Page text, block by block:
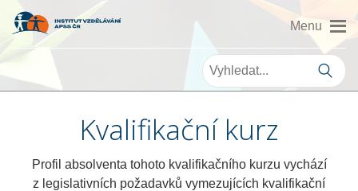
Kvalifikační kurz
Profil absolventa tohoto kvalifikačního kurzu vychází
z legislativních požadavků vymezujících kvalifikační